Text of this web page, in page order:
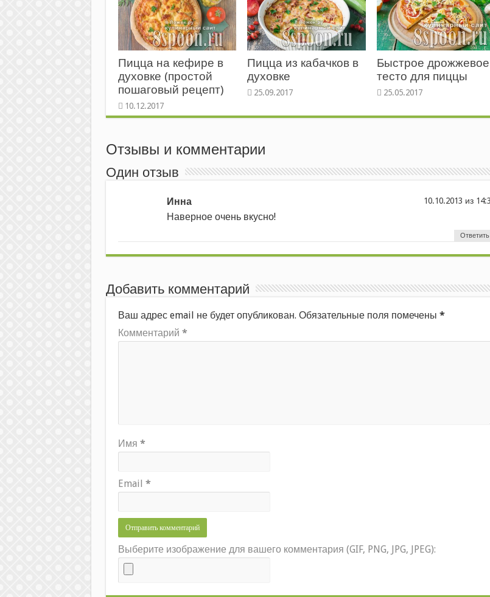
Пицца на кефире в
духовке (простой
пошаговый рецепт)
Пицца из кабачков в
духовке
Быстрое дрожжевое
тесто для пиццы
Отзывы и комментарии
Один отзыв
Инна из
Наверное очень вкусно!
Ответить
Добавить комментарий
Ваш адрес email не будет опубликован. Обязательные поля помечены *
Комментарий *
Имя *
Email *
Выберите изображение для вашего комментария (GIF, PNG, JPG, JPEG):